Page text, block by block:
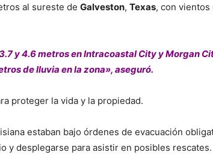
al sureste de Galveston, Texas, con
y 4.6 metros en Intracoastal City y Morgan
de lluvia en la zona», aseguró.
proteger la vida y la propiedad.
estaban bajo órdenes de evacuación
y desplegarse para asistir en posibles rescates.